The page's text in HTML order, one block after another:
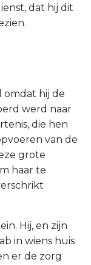
dat hij dit
omdat hij de
werd naar
die hen
van de
grote
haar te
Hij, en zijn
in wiens huis
er de zorg